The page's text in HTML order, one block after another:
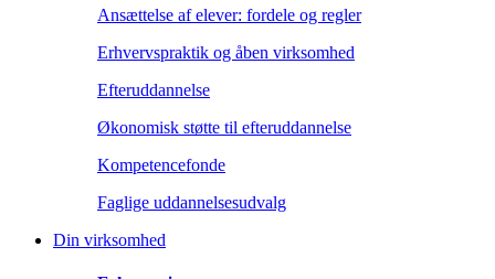
Ansættelse af elever: fordele og regler
Erhvervspraktik og åben virksomhed
Efteruddannelse
Økonomisk støtte til efteruddannelse
Kompetencefonde
Faglige uddannelsesudvalg
Din virksomhed